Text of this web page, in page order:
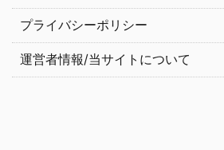
プライバシーポリシー
運営者情報/当サイトについて